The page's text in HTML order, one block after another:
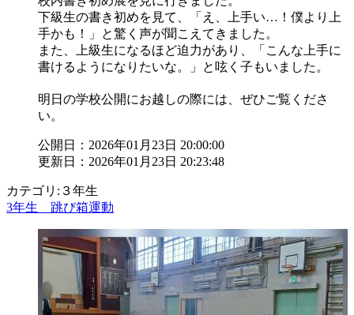
下級生の書き初めを見て、「え、上手い…！僕より上
手かも！」と驚く声が聞こえてきました。
また、上級生になるほど迫力があり、「こんな上手に
書けるようになりたいな。」と呟く子もいました。
明日の学校公開にお越しの際には、ぜひご覧くださ
い。
公開日：2026年01月23日 20:00:00
更新日：2026年01月23日 20:23:48
カテゴリ:３年生
3年生 跳び箱運動